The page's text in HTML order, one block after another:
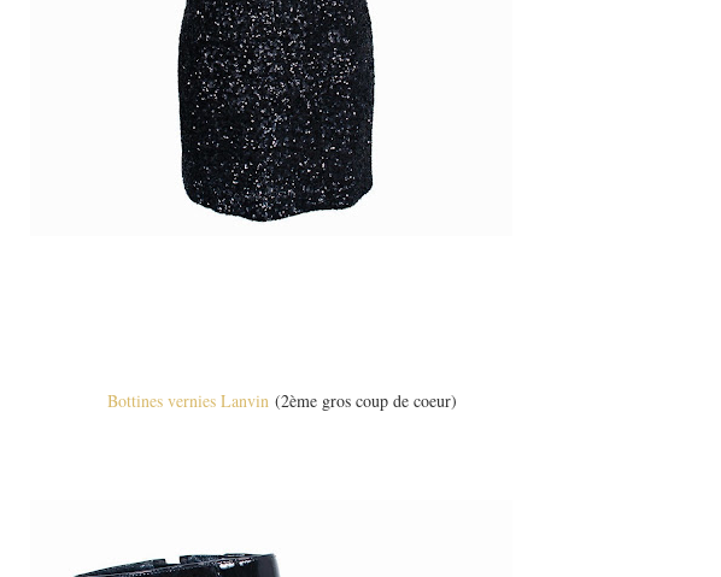
Bottines vernies Lanvin (2ème gros coup de coeur)